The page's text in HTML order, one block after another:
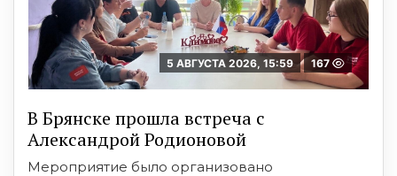
5 АВГУСТА 2026, 15:59 167
В Брянске прошла встреча с
Александрой Родионовой
Мероприятие было организовано